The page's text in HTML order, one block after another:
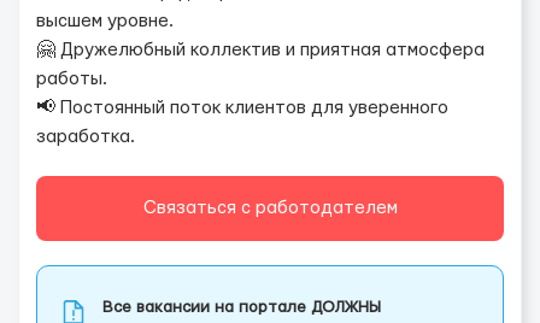
высшем уровне.
🤗 Дружелюбный коллектив и приятная атмосфера
работы.
📢 Постоянный поток клиентов для уверенного
заработка.
Связаться с работодателем
Все вакансии на портале ДОЛЖНЫ